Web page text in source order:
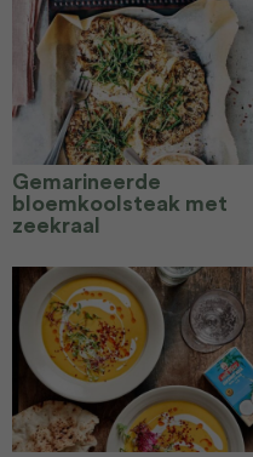
Gemarineerde
bloemkoolsteak met
zeekraal